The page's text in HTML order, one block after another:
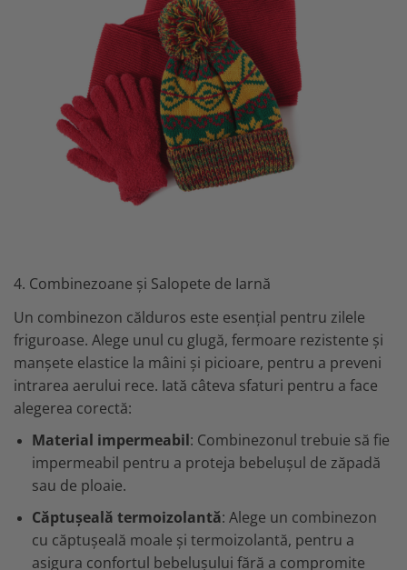
4. Combinezoane și Salopete de Iarnă
Un combinezon călduros este esențial pentru zilele
friguroase. Alege unul cu glugă, fermoare rezistente și
manșete elastice la mâini și picioare, pentru a preveni
intrarea aerului rece. Iată câteva sfaturi pentru a face
alegerea corectă:
Material impermeabil: Combinezonul trebuie să fie
impermeabil pentru a proteja bebelușul de zăpadă
sau de ploaie.
Căptușeală termoizolantă: Alege un combinezon
cu căptușeală moale și termoizolantă, pentru a
asigura confortul bebelușului fără a compromite